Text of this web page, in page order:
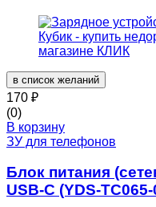
в список желаний
170 ₽
(0)
В корзину
ЗУ для телефонов
Блок питания
USB-C (YDS-